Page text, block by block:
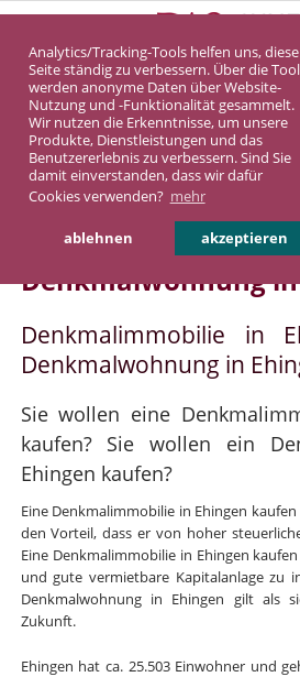
Analytics/Tracking-Tools helfen uns, diese
Seite ständig zu verbessern. Über die
werden anonyme Daten über Website-
Nutzung und -Funktionalität gesammelt.
Wir nutzen die Erkenntnisse, um unsere
Produkte, Dienstleistungen und das
Benutzererlebnis zu verbessern. Sind Sie
damit einverstanden, dass wir dafür
Cookies verwenden? mehr
ablehnen akzeptieren
Denkmalimmobilie Ehingen,
Ehingen
DASINVEST Service
Denkmalimmobilie
Denkmalwohnung in
Denkmalimmobilie in
Denkmalwohnung in
Sie wollen eine
kaufen? Sie wollen ein
Ehingen kaufen?
Eine Denkmalimmobilie in Ehingen
den Vorteil, dass er von hoher
Eine Denkmalimmobilie in Ehingen
und gute vermietbare Kapitalanlage zu
Denkmalwohnung in Ehingen gilt als
Zukunft.
Ehingen hat ca. 25.503 Einwohner und